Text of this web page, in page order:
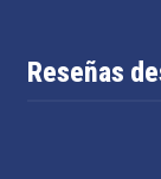
Reseñas